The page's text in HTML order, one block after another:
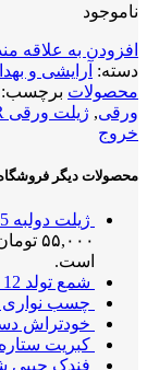
ناموجود
افزودن به علاقه
دسته: آرایشی و
محصولات برچسب:
ورقی, ژیلت ورقی BLAZER
خروج
محصولات دیگر
ژیلت دولبه 5 عددی وینسار
۵۵,۰۰۰ تومان بود.
است.
شمع تولد 12 عددی رنگین کمان
چسب نواری
خودتراش دسته
کبریت ستاره ممتاز
فندک جیبی